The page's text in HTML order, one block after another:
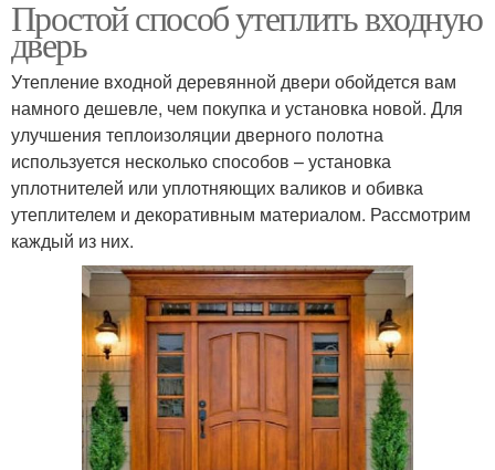
Простой способ утеплить входную
дверь
Утепление входной деревянной двери обойдется вам
намного дешевле, чем покупка и установка новой. Для
улучшения теплоизоляции дверного полотна
используется несколько способов – установка
уплотнителей или уплотняющих валиков и обивка
утеплителем и декоративным материалом. Рассмотрим
каждый из них.